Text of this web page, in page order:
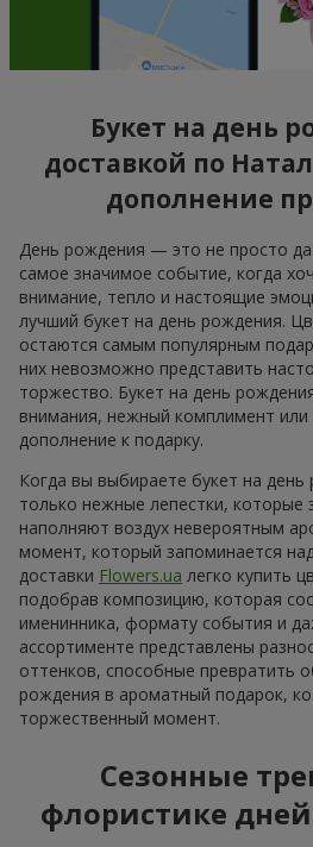
Букет на день
доставкой по
дополнение
День рождения — это не просто
самое значимое событие, когда
внимание, тепло и настоящие
лучший букет на день рождения.
остаются самым популярным
них невозможно представить
торжество. Букет на день
внимания, нежный комплимент или
дополнение к подарку.
Когда вы выбираете букет на
только нежные лепестки, которые
наполняют воздух невероятным
момент, который запоминается
доставки Flowers.ua легко купить
подобрав композицию, которая
именинника, формату события и
ассортименте представлены
оттенков, способные превратить
рождения в ароматный подарок,
торжественный момент.
Сезонные
флористике